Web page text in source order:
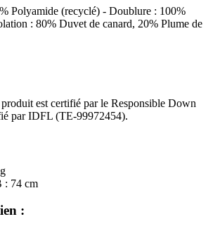
Polyamide (recyclé) - Doublure : 100%
: 80% Duvet de canard, 20% Plume de
est certifié par le Responsible Down
par IDFL (TE-99972454).
: 74 cm
: